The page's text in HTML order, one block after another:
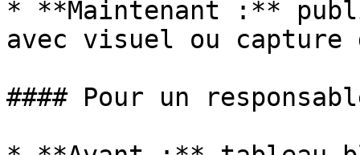
* **Maintenant :**
avec visuel ou capture
#### Pour un